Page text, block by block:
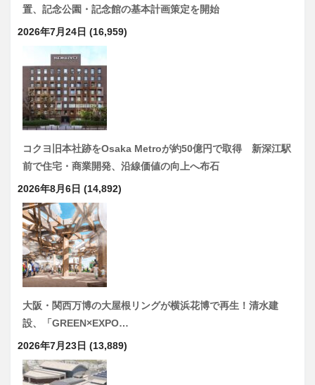
置、記念公園・記念館の基本計画策定を開始
2026年7月24日 (16,959)
コクヨ旧本社跡をOsaka Metroが約50億円で取得 新深江駅
前で住宅・商業開発、沿線価値の向上へ布石
2026年8月6日 (14,892)
大阪・関西万博の大屋根リングが横浜花博で再生！清水建
設、「GREEN×EXPO…
2026年7月23日 (13,889)